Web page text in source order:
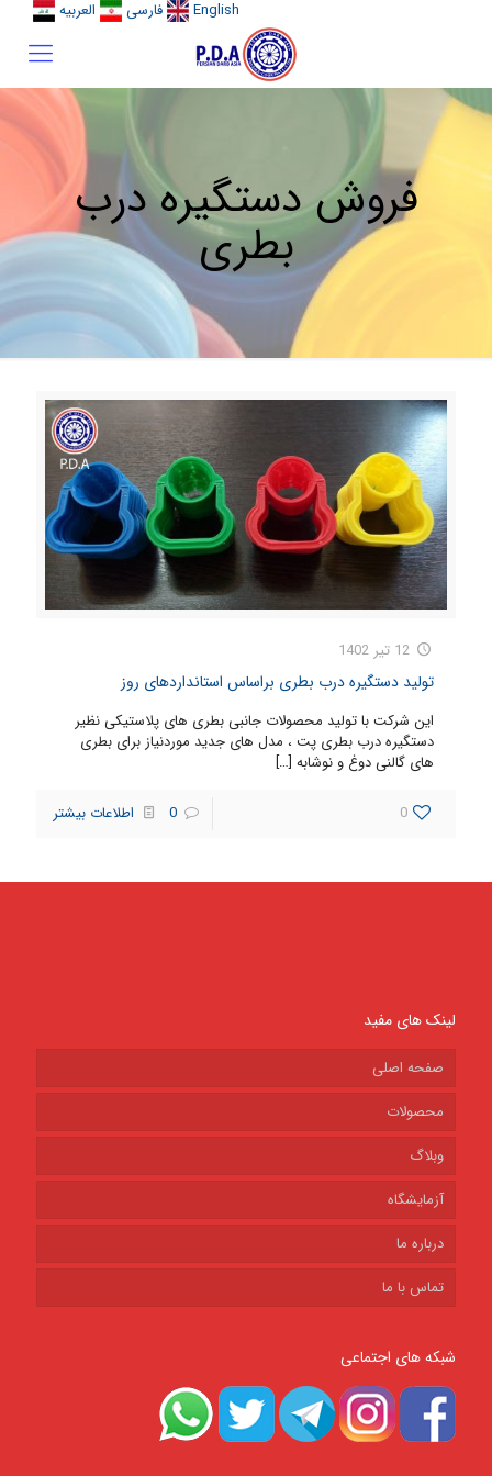
English فارسی العربیه
فروش دستگیره درب
بطری
12 تیر 1402
تولید دستگیره درب بطری براساس استانداردهای روز
این شرکت با تولید محصولات جانبی بطری های پلاستیکی نظیر
دستگیره درب بطری پت ، مدل های جدید موردنیاز برای بطری
های گالنی دوغ و نوشابه […]
0
0 اطلاعات بیشتر
لینک های مفید
صفحه اصلی
محصولات
وبلاگ
آزمایشگاه
درباره ما
تماس با ما
شبکه های اجتماعی